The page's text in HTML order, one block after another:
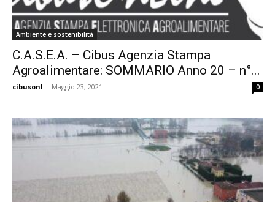
Ambiente e sostenibilità
C.A.S.E.A. – Cibus Agenzia Stampa
Agroalimentare: SOMMARIO Anno 20 – n°...
cibusonl - Maggio 23, 2021 0